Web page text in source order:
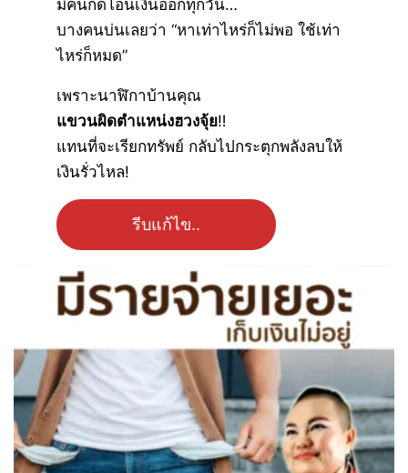
มีคนกดโอนเงินออกทุกวัน…
บางคนบ่นเลยว่า “หาเท่าไหร่ก็ไม่พอ ใช้เท่า
ไหร่ก็หมด”
เพราะนาฬิกาบ้านคุณ
แขวนผิดตำแหน่งฮวงจุ้ย‼
แทนที่จะเรียกทรัพย์ กลับไปกระตุกพลังลบให้
เงินรั่วไหล!
รีบแก้ไข..